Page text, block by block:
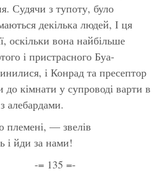
Судячи з тупоту, було
декілька людей, І ця
оскільки вона найбільше
і пристрасного Буа-
і Конрад та пресептор
кімнати у супроводі варти в
алебардами.
— звелів
і йди за нами!
-= 135 =-